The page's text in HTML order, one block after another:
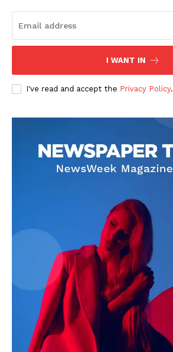
I WANT IN
I've read and accept the Privacy Policy.